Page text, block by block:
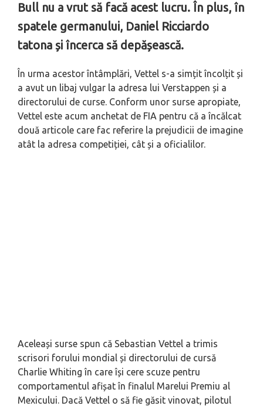
Bull nu a vrut să facă acest lucru. În plus, în
spatele germanului, Daniel Ricciardo
tatona și încerca să depășească.
În urma acestor întâmplări, Vettel s-a simțit încolțit și
a avut un libaj vulgar la adresa lui Verstappen și a
directorului de curse. Conform unor surse apropiate,
Vettel este acum anchetat de FIA pentru că a încălcat
două articole care fac referire la prejudicii de imagine
atât la adresa competiției, cât și a oficialilor.
Aceleași surse spun că Sebastian Vettel a trimis
scrisori forului mondial și directorului de cursă
Charlie Whiting în care își cere scuze pentru
comportamentul afișat în finalul Marelui Premiu al
Mexicului. Dacă Vettel o să fie găsit vinovat, pilotul